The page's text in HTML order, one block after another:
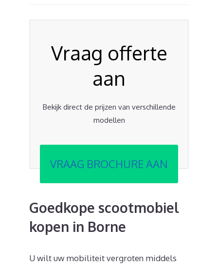
Vraag offerte
aan
Bekijk direct de prijzen van verschillende
modellen
VRAAG BROCHURE AAN
Goedkope scootmobiel
kopen in Borne
U wilt uw mobiliteit vergroten middels